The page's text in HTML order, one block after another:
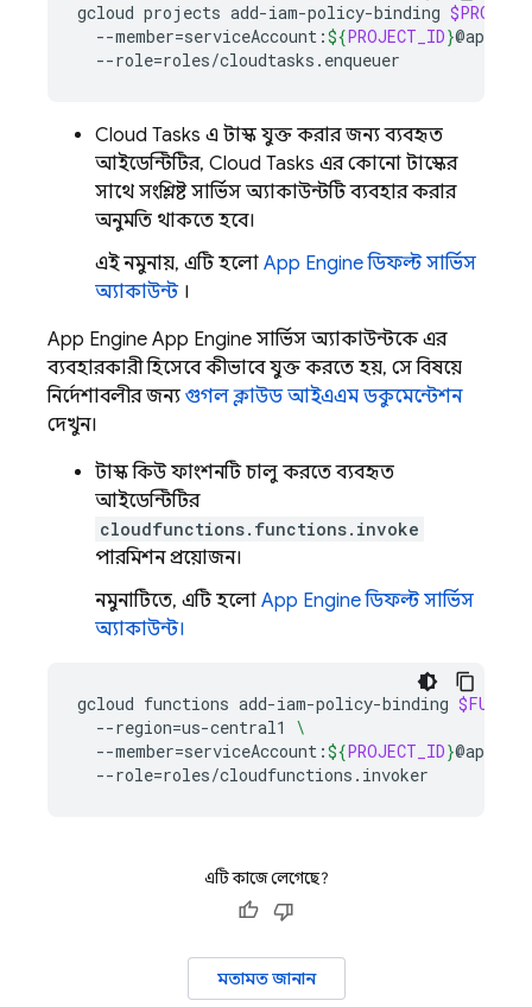
gcloud projects add-iam-policy-binding
--member=serviceAccount:${PROJECT_ID}
--role=
Cloud Tasks এ টাস্ক যুক্ত করার জন্য ব্যবহৃত
আইডেন্টিটির, Cloud Tasks এর কোনো টাস্কের
সাথে সংশ্লিষ্ট সার্ভিস অ্যাকাউন্টটি ব্যবহার করার
অনুমতি থাকতে হবে।
এই নমুনায়, এটি হলো App Engineডিফল্ট সার্ভিস
অ্যাকাউন্ট।
App Engine App Engine সার্ভিস অ্যাকাউন্টকে এর
ব্যবহারকারী হিসেবে কীভাবে যুক্ত করতে হয়, সে বিষয়ে
নির্দেশাবলীর জন্য গুগল ক্লাউড আইএএম ডকুমেন্টেশন
দেখুন।
টাস্ক কিউ ফাংশনটি চালু করতে ব্যবহৃত
আইডেন্টিটির
cloudfunctions.functions.invoke
পারমিশন প্রয়োজন।
নমুনাটিতে, এটি হলো App Engineডিফল্ট সার্ভিস
অ্যাকাউন্ট।
gcloud functions add-iam-policy-binding
--region=us-central1
\
--member=serviceAccount:${PROJECT_ID}
--role=
এটি কাজে লেগেছে?
মতামত জানান